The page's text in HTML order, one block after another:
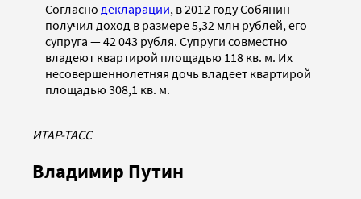
Согласно декларации, в 2012 году Собянин
получил доход в размере 5,32 млн рублей, его
супруга — 42 043 рубля. Супруги совместно
владеют квартирой площадью 118 кв. м. Их
несовершеннолетняя дочь владеет квартирой
площадью 308,1 кв. м.
ИТАР-ТАСС
Владимир Путин